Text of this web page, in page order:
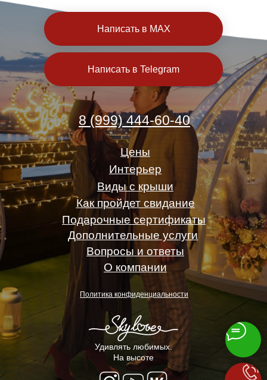
Политика конфиденциальности
Написать в MAX
Написать в Telegram
Удивлять любимых.
На высоте
8 (999) 444-60-40
Подарочные сертификаты
Вопросы и ответы
О компании
Виды с крыши
Интерьер
Цены
Дополнительные услуги
Как пройдет свидание